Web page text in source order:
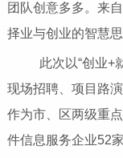
团队创意多多。来
择业与创业的智慧思
此次以“创业+就
现场招聘、项目路
作为市、区两级重
件信息服务企业52